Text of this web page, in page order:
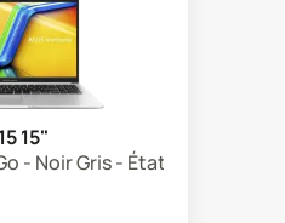
15"
- Noir Gris - État correct